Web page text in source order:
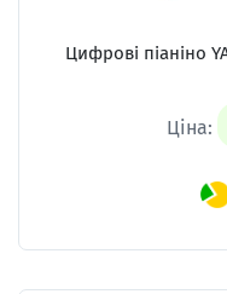
Цифрові піаніно
Ціна: